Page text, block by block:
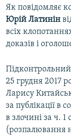
Як повідомляє
Юрій Латинін
всіх
доказів і
25 грудня 2017
Ларису
за публікації в
в злочині за ч. 1
(розпалювання